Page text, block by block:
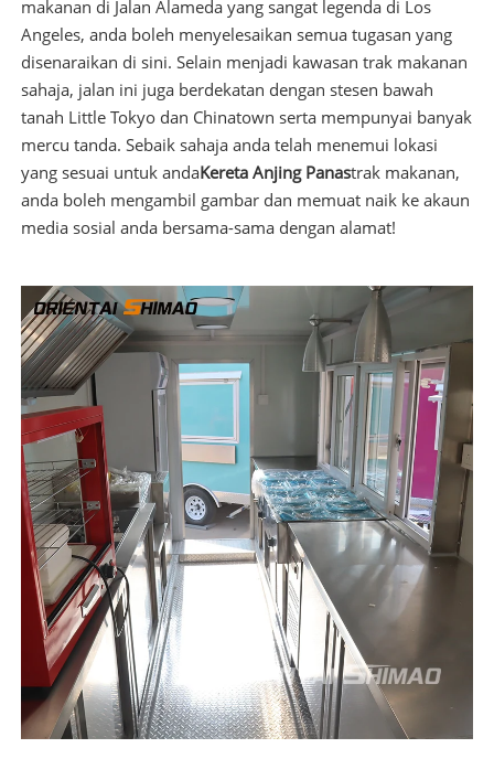
makanan di Jalan Alameda yang sangat legenda di Los
Angeles, anda boleh menyelesaikan semua tugasan yang
disenaraikan di sini. Selain menjadi kawasan trak makanan
sahaja, jalan ini juga berdekatan dengan stesen bawah
tanah Little Tokyo dan Chinatown serta mempunyai banyak
mercu tanda. Sebaik sahaja anda telah menemui lokasi
yang sesuai untuk andaKereta Anjing Panastrak makanan,
anda boleh mengambil gambar dan memuat naik ke akaun
media sosial anda bersama-sama dengan alamat!